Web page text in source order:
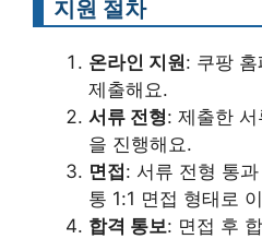
지원 절차
온라인 지원: 쿠팡
제출해요.
서류 전형: 제출한
을 진행해요.
면접 : 서류 전형 통
통 1:1 면접 형태로
합격 통보: 면접 후